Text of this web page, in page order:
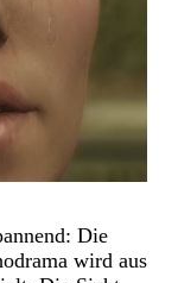
Die
wird aus